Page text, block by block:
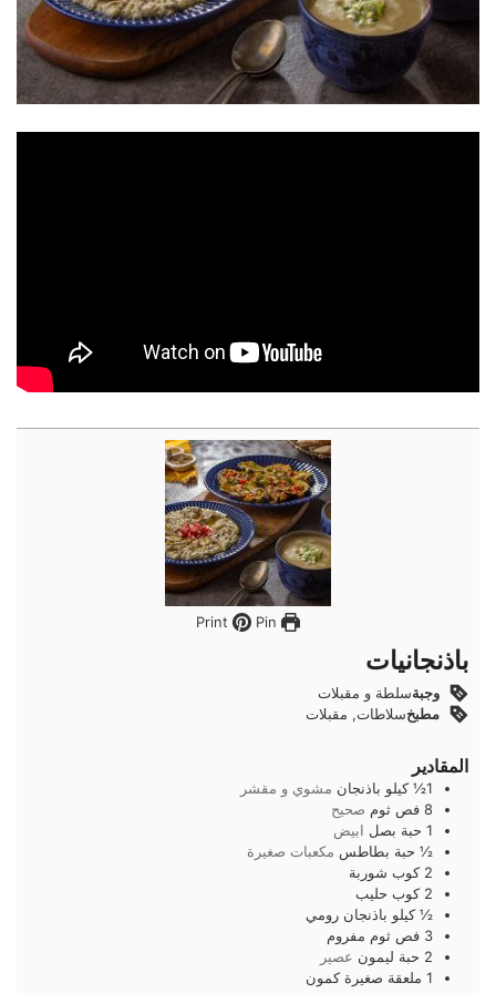
Pin
باذنجانيات
وجبةسلطة و مقبلات
مطبخسلاطات, مقبلات
المقادير
1½ كيلو باذنجان مشوي و مقشر
8 فص ثوم صحيح
1 حبة بصل ابيض
½ حبة بطاطس مكعبات صغيرة
2 كوب شوربة
2 كوب حليب
½ كيلو باذنجان رومي
3 فص ثوم مفروم
2 حبة ليمون عصير
1 ملعقة صغيرةكمون